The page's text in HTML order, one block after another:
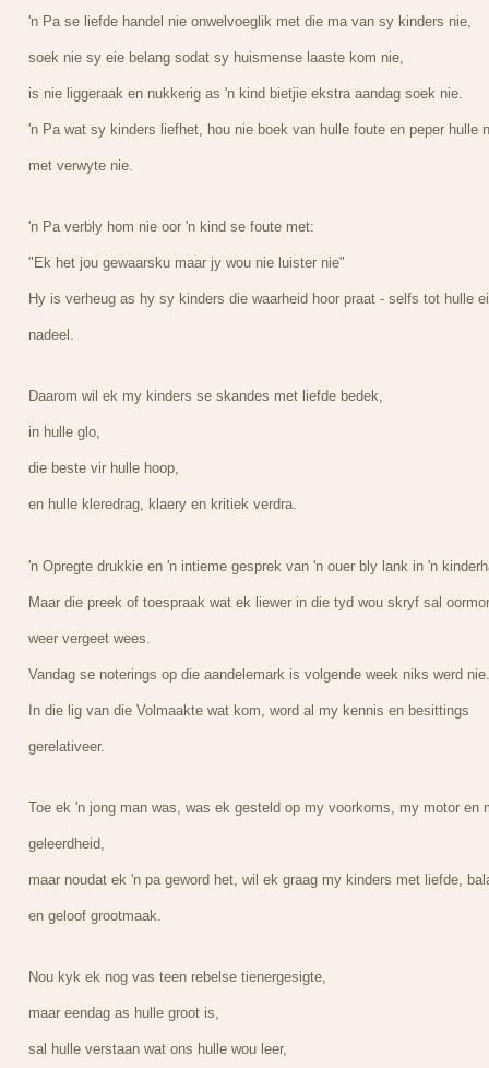
'n Pa se liefde handel nie onwelvoeglik met die ma van sy kinders nie,
soek nie sy eie belang sodat sy huismense laaste kom nie,
is nie liggeraak en nukkerig as 'n kind bietjie ekstra aandag soek nie.
'n Pa wat sy kinders liefhet, hou nie boek van hulle foute en peper hulle
met verwyte nie.
'n Pa verbly hom nie oor 'n kind se foute met:
"Ek het jou gewaarsku maar jy wou nie luister nie"
Hy is verheug as hy sy kinders die waarheid hoor praat - selfs tot hulle
nadeel.
Daarom wil ek my kinders se skandes met liefde bedek,
in hulle glo,
die beste vir hulle hoop,
en hulle kleredrag, klaery en kritiek verdra.
'n Opregte drukkie en 'n intieme gesprek van 'n ouer bly lank in 'n
Maar die preek of toespraak wat ek liewer in die tyd wou skryf sal
weer vergeet wees.
Vandag se noterings op die aandelemark is volgende week niks werd nie.
In die lig van die Volmaakte wat kom, word al my kennis en besittings
gerelativeer.
Toe ek 'n jong man was, was ek gesteld op my voorkoms, my motor en
geleerdheid,
maar noudat ek 'n pa geword het, wil ek graag my kinders met liefde,
en geloof grootmaak.
Nou kyk ek nog vas teen rebelse tienergesigte,
maar eendag as hulle groot is,
sal hulle verstaan wat ons hulle wou leer,